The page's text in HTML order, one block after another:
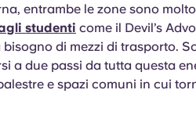
entrambe le zone sono
studenti come il Devil’s
bisogno di mezzi di trasporto.
a due passi da tutta questa
e spazi comuni in cui